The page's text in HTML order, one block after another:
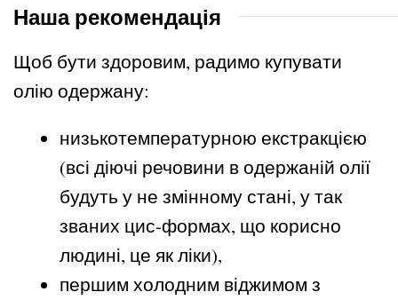
Наша рекомендація
Щоб бути здоровим, радимо купувати
олію одержану:
низькотемпературною екстракцією
(всі діючі речовини в одержаній олії
будуть у не змінному стані, у так
званих цис-формах, що корисно
людині, це як ліки),
першим холодним віджимом з